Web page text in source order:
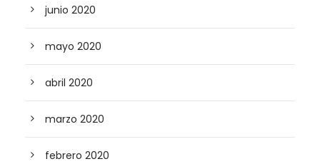
junio 2020
mayo 2020
abril 2020
marzo 2020
febrero 2020